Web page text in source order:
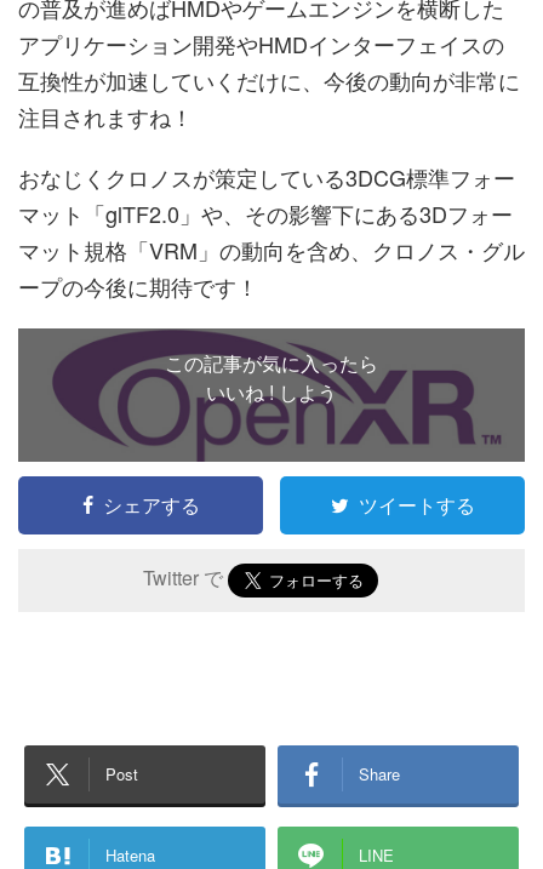
の普及が進めばHMDやゲームエンジンを横断した
アプリケーション開発やHMDインターフェイスの
互換性が加速していくだけに、今後の動向が非常に
注目されますね！
おなじくクロノスが策定している3DCG標準フォー
マット「glTF2.0」や、その影響下にある3Dフォー
マット規格「VRM」の動向を含め、クロノス・グル
ープの今後に期待です！
この記事が気に入ったら
いいね ! しよう
シェアする ツイートする
Twitter で
Post Share
Hatena LINE